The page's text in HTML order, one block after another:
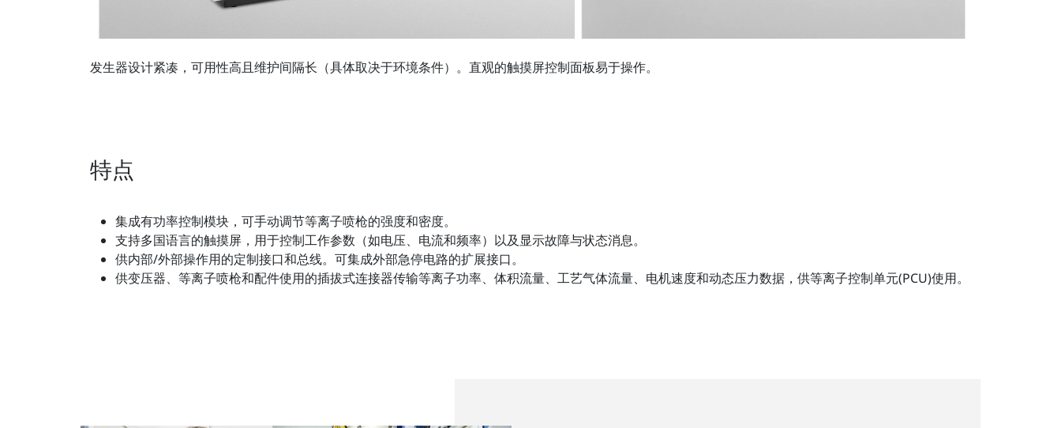
发生器设计紧凑，可用性高且维护间隔长（具体取决于环境条件）。直观的触摸屏控制面板易于操作。
特点
集成有功率控制模块，可手动调节等离子喷枪的强度和密度。
支持多国语言的触摸屏，用于控制工作参数（如电压、电流和频率）以及显示故障与状态消息。
供内部/外部操作用的定制接口和总线。可集成外部急停电路的扩展接口。
供变压器、等离子喷枪和配件使用的插拔式连接器传输等离子功率、体积流量、工艺气体流量、电机速度和动态压力数据，供等离子控制单元(PCU)使用。